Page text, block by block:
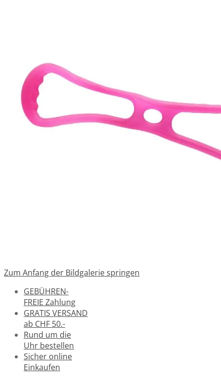
Zum Anfang der Bildgalerie springen
GEBÜHREN-
FREIE Zahlung
GRATIS VERSAND
ab CHF 50.-
Rund um die
Uhr bestellen
Sicher online
Einkaufen